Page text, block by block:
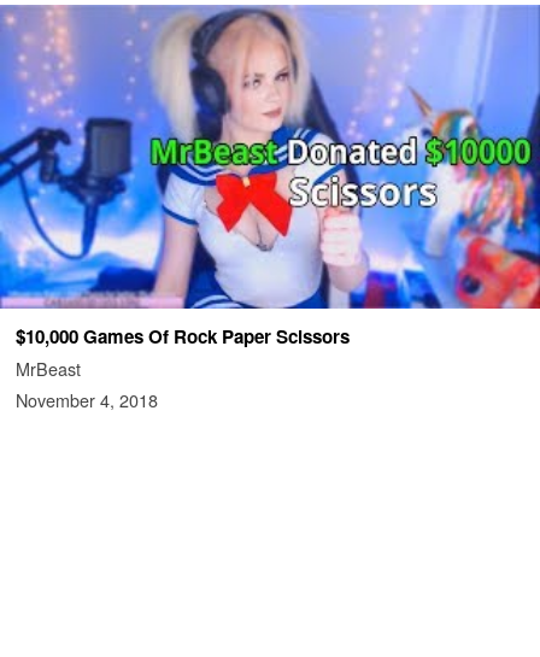
$10,000 Games Of Rock Paper Scissors
MrBeast
November 4, 2018